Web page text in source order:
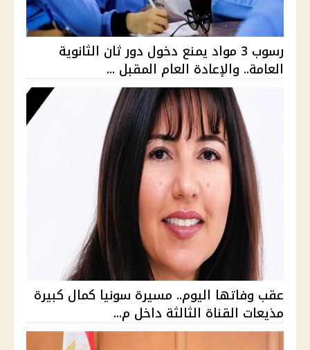
رسوب 3 مواد يمنع دخول دور ثان الثانوية
العامة.. والإعادة العام المقبل ...
عقب وفاتها اليوم.. مسيرة سونيا كمال كبيرة
مذيعات القناة الثالثة داخل م...